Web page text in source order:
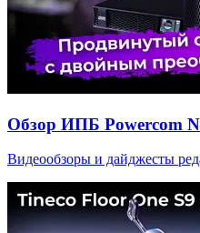
Обзор ИПБ Powercom
Видеообзоры и дайджесты